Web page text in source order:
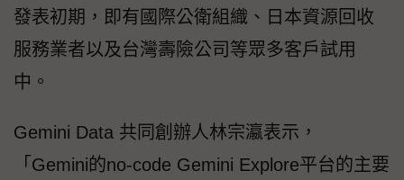
發表初期，即有國際公衛組織、日本資源回收
服務業者以及台灣壽險公司等眾多客戶試用
中。
Gemini Data 共同創辦人林宗瀛表示，
「Gemini的no-code Gemini Explore平台的主要